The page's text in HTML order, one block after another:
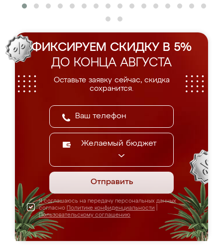
ФИКСИРУЕМ СКИДКУ В 5%
ДО КОНЦА АВГУСТА
Оставьте заявку сейчас, скидка
сохранится.
Желаемый бюджет
Отправить
Я соглашаюсь на передачу персональных данных
согласно Политике конфиденциальности
Пользовательскому соглашению